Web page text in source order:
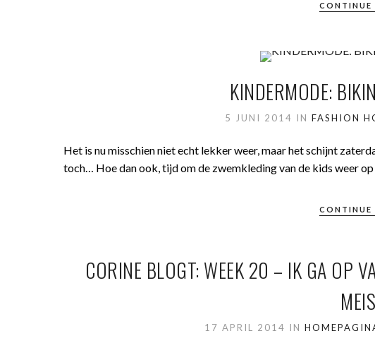
CONTINUE
KINDERMODE:
5 JUNI 2014 INFASHION
Het is nu misschien niet echt lekker weer, maar het schijnt
toch… Hoe dan ook, tijd om de zwemkleding van de kids weer
CONTINUE
CORINE BLOGT: WEEK 20 – IK GA OP
17 APRIL 2014 IN